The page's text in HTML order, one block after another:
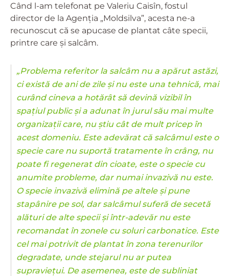
Când l-am telefonat pe Valeriu Caisîn, fostul
director de la Agenția „Moldsilva”, acesta ne-a
recunoscut că se apucase de plantat câte specii,
printre care și salcâm.
„Problema referitor la salcâm nu a apărut astăzi,
ci există de ani de zile și nu este una tehnică, mai
curând cineva a hotărât să devină vizibil în
spațiul public și a adunat în jurul său mai multe
organizații care, nu știu cât de mult pricep în
acest domeniu. Este adevărat că salcâmul este o
specie care nu suportă tratamente în crâng, nu
poate fi regenerat din cioate, este o specie cu
anumite probleme, dar numai invazivă nu este.
O specie invazivă elimină pe altele și pune
stapânire pe sol, dar salcâmul suferă de secetă
alături de alte specii și într-adevăr nu este
recomandat în zonele cu soluri carbonatice. Este
cel mai potrivit de plantat în zona terenurilor
degradate, unde stejarul nu ar putea
supraviețui. De asemenea, este de subliniat